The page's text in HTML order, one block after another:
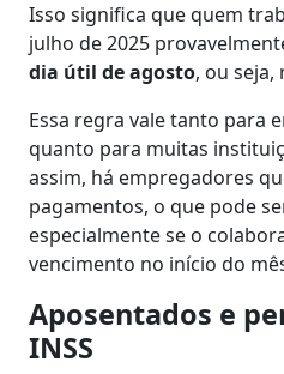
Isso significa que quem
julho de 2025
dia útil de agosto, ou seja,
Essa regra vale tanto para
quanto para muitas
assim, há empregadores
pagamentos, o que pode
especialmente se o
vencimento no início do
Aposentados e
INSS